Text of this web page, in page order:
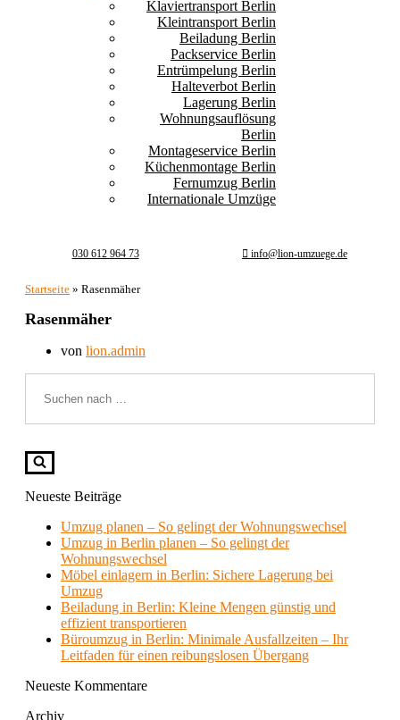
Klaviertransport Berlin
Kleintransport Berlin
Beiladung Berlin
Packservice Berlin
Entrümpelung Berlin
Halteverbot Berlin
Lagerung Berlin
Wohnungsauflösung
Berlin
Montageservice Berlin
Küchenmontage Berlin
Fernumzug Berlin
Internationale Umzüge
030 612 964 73 info@lion-umzuege.de
Startseite » Rasenmäher
Rasenmäher
von lion.admin
nach …
Neueste Beiträge
Umzug planen – So gelingt der Wohnungswechsel
Umzug in Berlin planen – So gelingt der
Wohnungswechsel
Möbel einlagern in Berlin: Sichere Lagerung bei
Umzug
Beiladung in Berlin: Kleine Mengen günstig und
effizient transportieren
Büroumzug in Berlin: Minimale Ausfallzeiten – Ihr
Leitfaden für einen reibungslosen Übergang
Neueste Kommentare
Archiv